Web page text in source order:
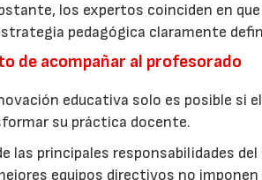
los expertos coinciden en
pedagógica claramente
de acompañar al profesorado
educativa solo es posible si
su práctica docente.
las principales responsabilidades
equipos directivos no